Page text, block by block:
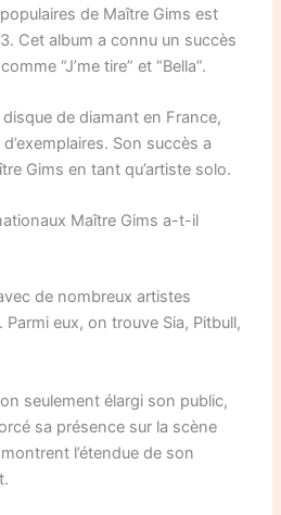
de Maître Gims est
Cet album a connu un succès
“J’me tire” et “Bella”.
disque de diamant en France,
Son succès a
Gims en tant qu’artiste solo.
Maître Gims a-t-il
de nombreux artistes
eux, on trouve Sia, Pitbull,
seulement élargi son public,
sa présence sur la scène
l’étendue de son